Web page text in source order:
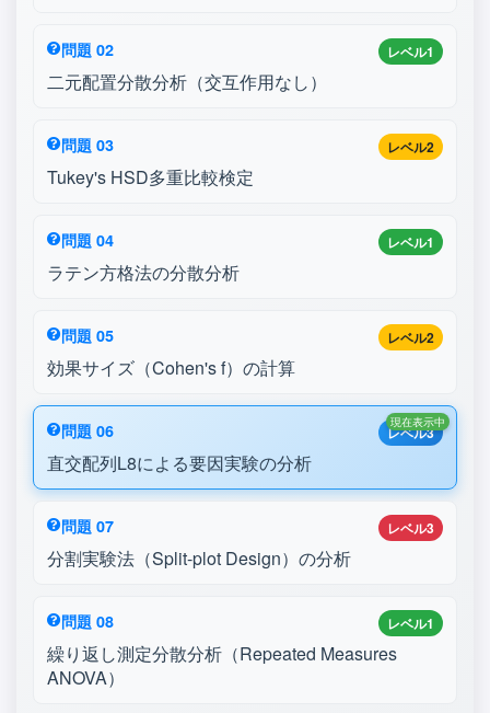
レベル1
問題 02
二元配置分散分析（交互作用なし）
レベル2
問題 03
Tukey's HSD多重比較検定
レベル1
問題 04
ラテン方格法の分散分析
レベル2
問題 05
効果サイズ（Cohen's f）の計算
レベル3
問題 06
直交配列L8による要因実験の分析
現在表示中
レベル3
問題 07
分割実験法（Split-plot Design）の分析
レベル1
問題 08
繰り返し測定分散分析（Repeated Measures
ANOVA）